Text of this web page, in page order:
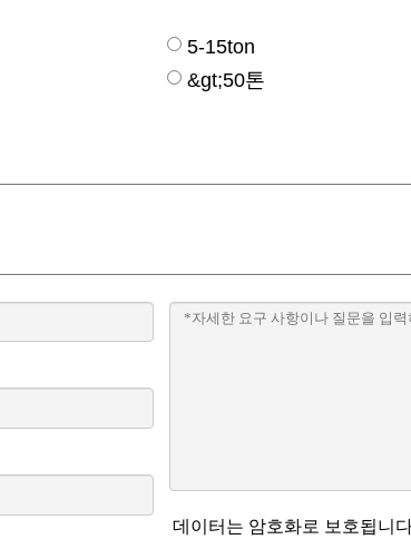
5-15ton
&gt;50톤
데이터는 암호화로 보호됩니